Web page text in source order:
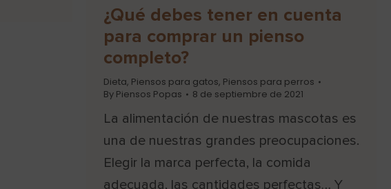
¿Qué debes tener en cuenta
para comprar un pienso
completo?
Dieta, Piensos para gatos, Piensos para perros
By Piensos Popas 8 de septiembre de 2021
La alimentación de nuestras mascotas es
una de nuestras grandes preocupaciones.
Elegir la marca perfecta, la comida
adecuada, las cantidades perfectas… Y